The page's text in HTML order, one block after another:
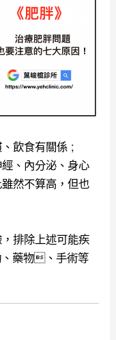
飲食有關係 ;
、內分泌、身心
然不算高，但也
排除上述可能疾
藥物、手術等